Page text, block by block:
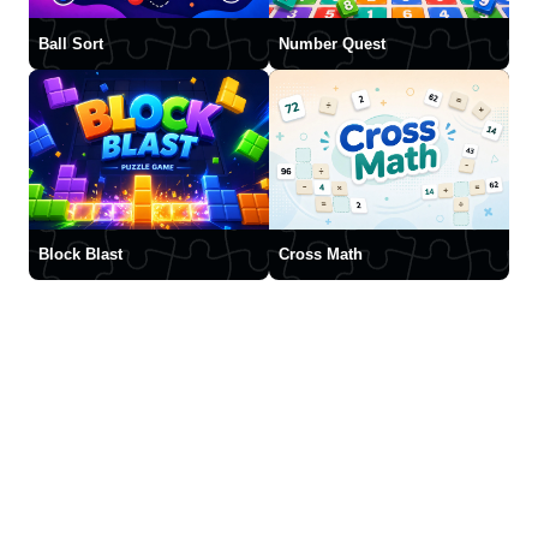
Ball Sort Number Quest
Block Blast Cross Math